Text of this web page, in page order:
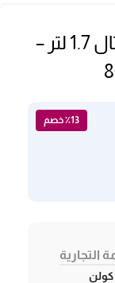
الغلاية الكهربائية كولن ديجيتال 1.7 لتر –
٪13 خصم
التجارية
كولن